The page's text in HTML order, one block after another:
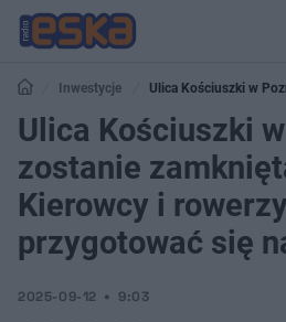
Inwestycje
Ulica Kościuszki w
miesiąc. Kierowcy i rowerzyści muszą
Ulica Kościuszki
zostanie
Kierowcy i
przygotować się
2025-09-12 9:03